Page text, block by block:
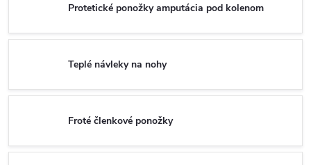
Protetické ponožky amputácia pod kolenom
Teplé návleky na nohy
Froté členkové ponožky